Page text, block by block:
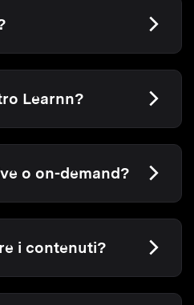
Learnn?
o on-demand?
i contenuti?